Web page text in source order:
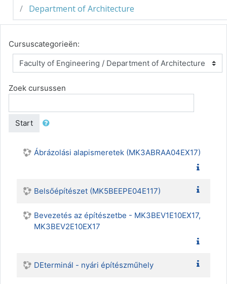
Department of Architecture
Cursuscategorieën:
Zoek cursussen
Start
Ábrázolási alapismeretek (MK3ABRAA04EX17)
Belsőépítészet (MK5BEEPE04E117)
Bevezetés az építészetbe - MK3BEV1E10EX17,
MK3BEV2E10EX17
DEterminál - nyári építészműhely